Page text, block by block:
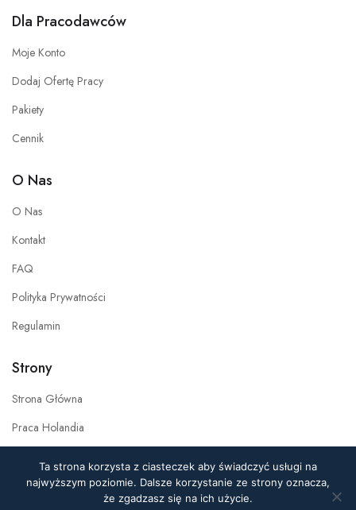
Dla Pracodawców
Moje Konto
Dodaj Ofertę Pracy
Pakiety
Cennik
O Nas
O Nas
Kontakt
FAQ
Polityka Prywatności
Regulamin
Strony
Strona Główna
Praca Holandia
Pracownicy Ai
Ta strona korzysta z ciasteczek aby świadczyć usługi na
najwyższym poziomie. Dalsze korzystanie ze strony oznacza,
że zgadzasz się na ich użycie.